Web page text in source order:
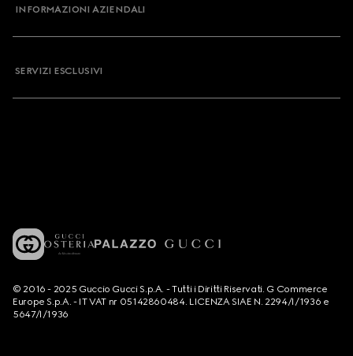
INFORMAZIONI AZIENDALI
SERVIZI ESCLUSIVI
© 2016 - 2025 Guccio Gucci S.p.A. - Tutti i Diritti Riservati. G Commerce
Europe S.p.A. - IT VAT nr 05142860484. LICENZA SIAE N. 2294/I/1936 e
5647/I/1936